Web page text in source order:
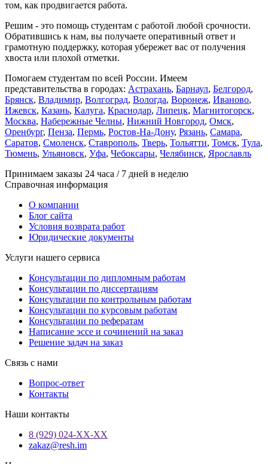
том, как продвигается работа.
Решим - это помощь студентам с работой любой срочности.
Обратившись к нам, вы получаете оперативный ответ и
грамотную поддержку, которая убережет вас от получения
хвоста или плохой отметки.
Помогаем студентам по всей России. Имеем
представительства в городах: Астрахань, Барнаул, Белгород,
Брянск, Владимир, Волгоград, Вологда, Воронеж, Иваново,
Ижевск, Казань, Калуга, Краснодар, Липецк, Магнитогорск,
Москва, Набережные Челны, Нижний Новгород, Омск,
Оренбург, Пенза, Пермь, Ростов-На-Дону, Рязань, Самара,
Саратов, Смоленск, Ставрополь, Тверь, Тольятти, Томск, Тула,
Тюмень, Ульяновск, Уфа, Чебоксары, Челябинск, Ярославль
Принимаем заказы 24 часа / 7 дней в неделю
Справочная информация
О компании
Блог сайта
Условия возврата работ
Юридические документы
Услуги нашего сервиса
Консультации по дипломным работам
Консультации по диссертациям
Консультации по контрольным работам
Консультации по курсовым работам
Консультации по рефератам
Написание эссе и сочинений на заказ
Решение задач на заказ
Связь с нами
Вопрос-ответ
Контакты
Наши контакты
8 (929) 024-ХХ-ХХ
zakaz@resh.im